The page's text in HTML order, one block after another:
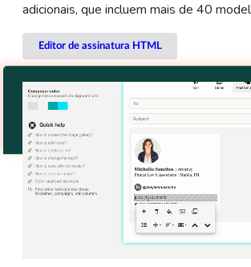
adicionais, que incluem mais de 40
Editor de assinatura HTML